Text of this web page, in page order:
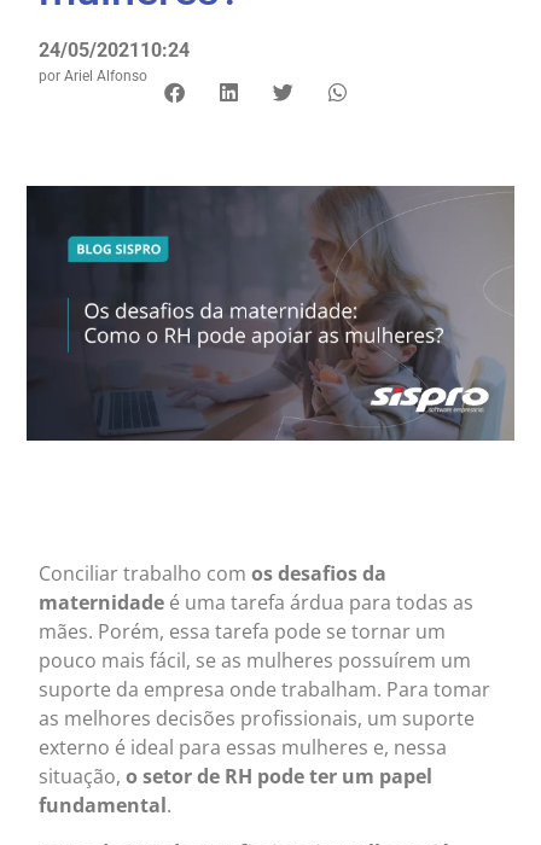
24/05/202110:24
por Ariel Alfonso
Conciliar trabalho comos desafios da
maternidade é uma tarefa árdua para todas as
mães. Porém, essa tarefa pode se tornar um
pouco mais fácil, se as mulheres possuírem um
suporte da empresa onde trabalham. Para tomar
as melhores decisões profissionais, um suporte
externo é ideal para essas mulheres e, nessa
situação,o setor de RH pode ter um papel
fundamental.